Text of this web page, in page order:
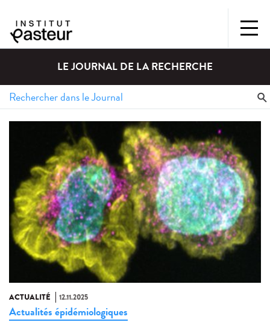
LE JOURNAL DE LA RECHERCHE
ACTUALITÉ 12.11.2025
Actualités épidémiologiques